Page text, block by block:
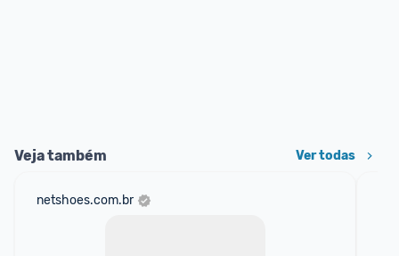
Veja também Ver todas
netshoes.com.br